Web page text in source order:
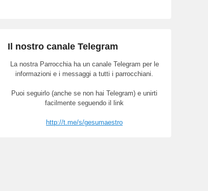
Il nostro canale Telegram
La nostra Parrocchia ha un canale Telegram per le
informazioni e i messaggi a tutti i parrocchiani.
Puoi seguirlo (anche se non hai Telegram) e unirti
facilmente seguendo il link
http://t.me/s/gesumaestro